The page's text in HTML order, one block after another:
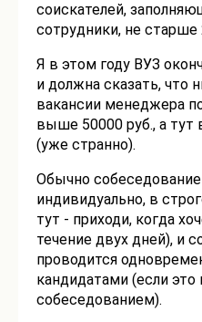
соискателей,
сотрудники, не старше
Я в этом году ВУЗ
и должна сказать, что
вакансии менеджера
выше 50000 руб., а тут
(уже странно).
Обычно
индивидуально, в
тут - приходи, когда
течение двух дней), и
проводится
кандидатами (если
собеседованием).